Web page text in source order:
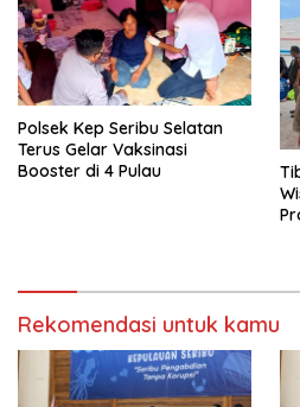
Polsek Kep Seribu Selatan
Terus Gelar Vaksinasi
Booster di 4 Pulau
Rekomendasi untuk kamu